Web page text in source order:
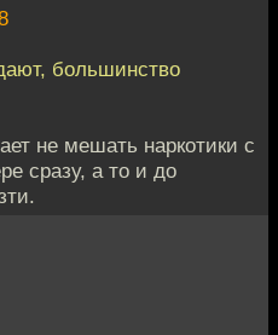
большинство
не мешать наркотики с
сразу, а то и до